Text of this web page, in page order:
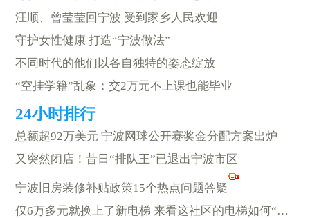
汪顺、曾莹莹回宁波 受到家乡人民欢迎
守护女性健康 打造“宁波做法”
不同时代的他们以各自独特的姿态绽放
“空挂学籍”乱象：交2万元不上课也能毕业
总额超92万美元 宁波网球公开赛奖金分配方案出炉
又突然闭店！昔日“排队王”已退出宁波市区
宁波旧房装修补贴政策15个热点问题答疑
仅6万多元就换上了新电梯 来看这社区的电梯如何“以旧换新”